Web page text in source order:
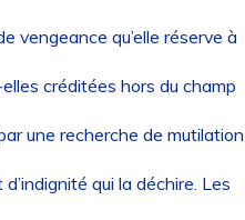
vengeance qu’elle réserve à
créditées hors du champ
une recherche de mutilation
qui la déchire. Les